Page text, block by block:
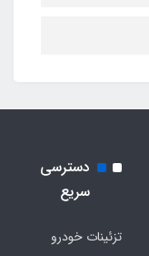
دسترسی
سریع
تزئینات خودرو